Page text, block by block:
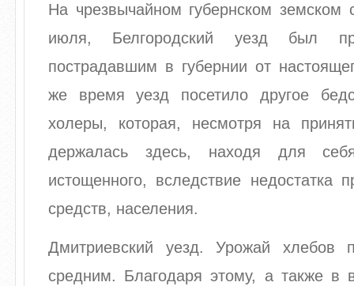
На чрезвычайном губернском земском
июля, Белгородский уезд был
пострадавшим в губернии от
же время уезд посетило другое
холеры, которая, несмотря на
держалась здесь, находя для
истощенного, вследствие недостатка
средств, населения.
Дмитриевский уезд. Урожай хлебов
средним. Благодаря этому, а также в